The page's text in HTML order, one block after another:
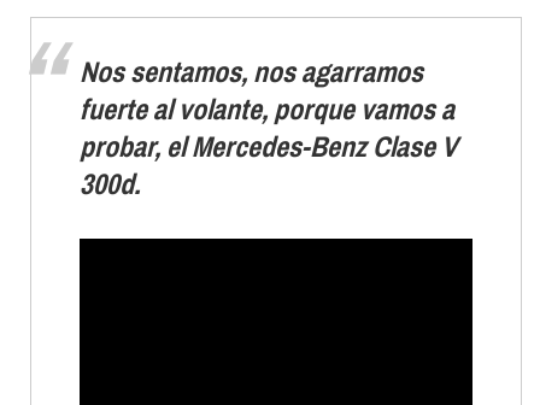
Nos sentamos, nos agarramos
fuerte al volante, porque vamos a
probar, el Mercedes-Benz Clase V
300d.